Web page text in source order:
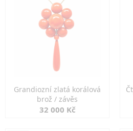
Grandiozní zlatá korálová
brož / závěs
32 000 Kč